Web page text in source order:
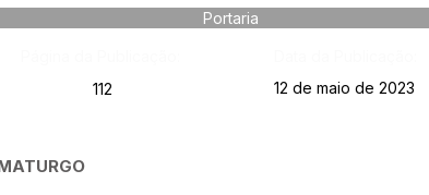
Portaria
112 12 de maio de 2023